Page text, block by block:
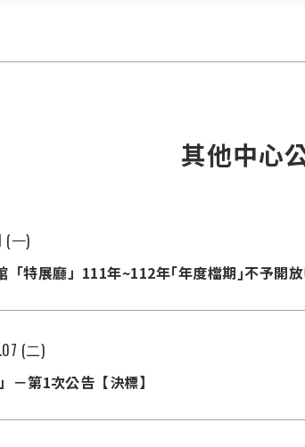
其他中心
(一)
「特展廳」111年~112年｢年度檔期｣不予開
(二)
－第1次公告【決標】